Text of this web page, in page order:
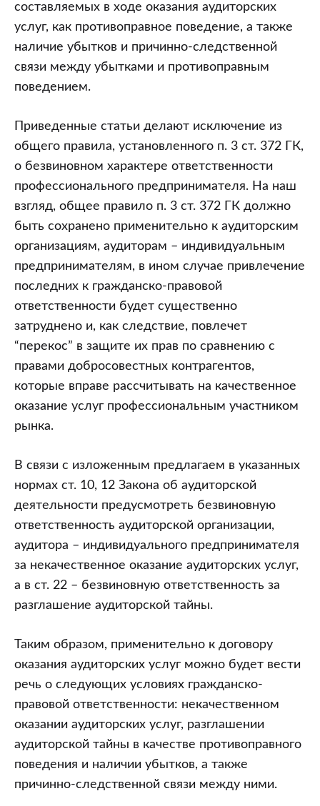
составляемых в ходе оказания аудиторских
услуг, как противоправное поведение, а также
наличие убытков и причинно-следственной
связи между убытками и противоправным
поведением.
Приведенные статьи делают исключение из
общего правила, установленного п. 3 ст. 372 ГК,
о безвиновном характере ответственности
профессионального предпринимателя. На наш
взгляд, общее правило п. 3 ст. 372 ГК должно
быть сохранено применительно к аудиторским
организациям, аудиторам – индивидуальным
предпринимателям, в ином случае привлечение
последних к гражданско-правовой
ответственности будет существенно
затруднено и, как следствие, повлечет
“перекос” в защите их прав по сравнению с
правами добросовестных контрагентов,
которые вправе рассчитывать на качественное
оказание услуг профессиональным участником
рынка.
В связи с изложенным предлагаем в указанных
нормах ст. 10, 12 Закона об аудиторской
деятельности предусмотреть безвиновную
ответственность аудиторской организации,
аудитора – индивидуального предпринимателя
за некачественное оказание аудиторских услуг,
а в ст. 22 – безвиновную ответственность за
разглашение аудиторской тайны.
Таким образом, применительно к договору
оказания аудиторских услуг можно будет вести
речь о следующих условиях гражданско-
правовой ответственности: некачественном
оказании аудиторских услуг, разглашении
аудиторской тайны в качестве противоправного
поведения и наличии убытков, а также
причинно-следственной связи между ними.